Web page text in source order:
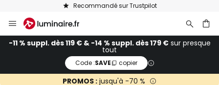
Recommandé sur Trustpilot
Allez
au
contenu
-11 % suppl. dès 119 € & -14 % suppl. dès 179 €sur presque
tout
Code :SAVE copier
PROMOS : jusqu'à -70 %